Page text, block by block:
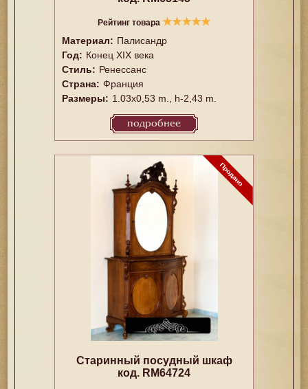
Рейтинг товара ★★★★★
Материал: Палисандр
Год: Конец XIX века
Стиль: Ренессанс
Страна: Франция
Размеры: 1.03x0,53 m., h-2,43 m.
подробнее
Старинный посудный шкаф
код. RM64724